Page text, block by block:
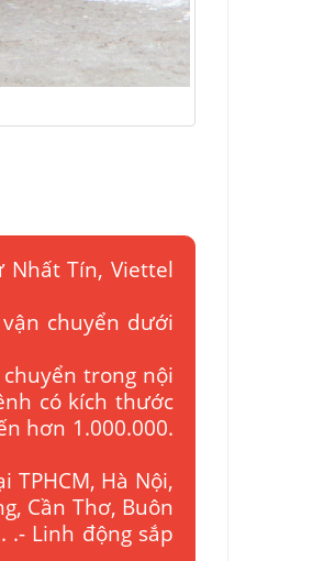
Nhất Tín, Viettel
chuyển dưới
trong nội
có kích thước
hơn 1.000.000.
TPHCM, Hà Nội,
Cần Thơ, Buôn
.- Linh động sắp